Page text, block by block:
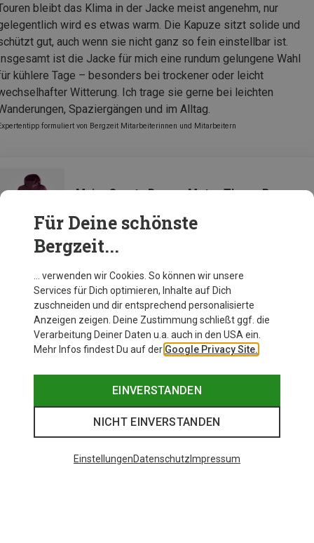
bleibt das Klima in der Jacke meist angenehm, nur
wird es etwas warm. Die Kapuze sitzt solide und
gut, auch wenn sie nicht ganz so fein einstellbar ist.
ist die Jacke für mich eine rundum gelungene Wahl
kühlere Tage – besonders bei trockener oder leicht
Witterung. Ich trage sie gerne bei leichten
Spaziergängen und im Alltag.
formuliert von Bergzeit Mitarbeiterinnen und Mitarbeitern
Maier Sports Damen Metor Therm Rec
Zur Produktseite
Für Deine schönste
Bergzeit...
… verwenden wir Cookies. So können wir unsere
Services für Dich optimieren, Inhalte auf Dich
zuschneiden und dir entsprechend personalisierte
Anzeigen zeigen. Deine Zustimmung schließt ggf. die
Verarbeitung Deiner Daten u.a. auch in den USA ein.
Mehr Infos findest Du auf der Google Privacy Site.
EINVERSTANDEN
NICHT EINVERSTANDEN
EinstellungenDatenschutz Impressum